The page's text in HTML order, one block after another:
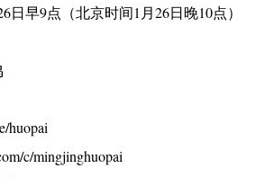
早9点（北京时间1月26日晚10点）
huopai
c/mingjinghuopai